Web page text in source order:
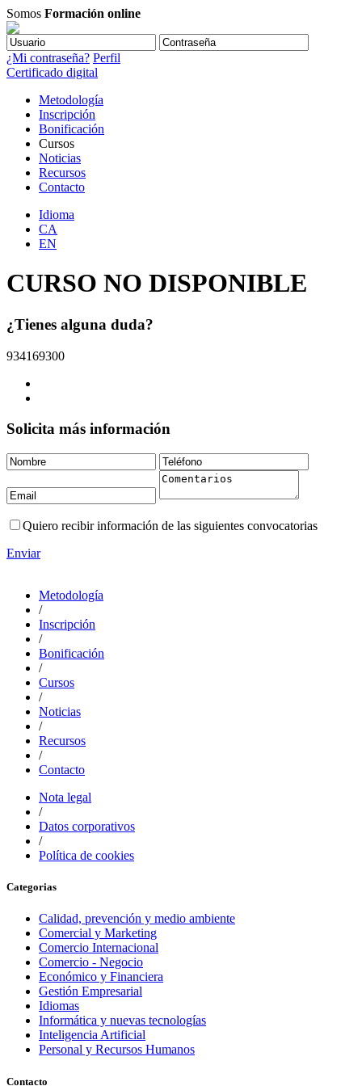
Somos Formación online
¿Mi contraseña? Perfil
Certificado digital
Metodología
Inscripción
Bonificación
Cursos
Noticias
Recursos
Contacto
Idioma
CA
EN
CURSO NO DISPONIBLE
¿Tienes alguna duda?
934169300
Solicita más información
Quiero recibir información de las siguientes convocatorias
Enviar
Metodología
/
Inscripción
/
Bonificación
/
Cursos
/
Noticias
/
Recursos
/
Contacto
Nota legal
/
Datos corporativos
/
Política de cookies
Categorias
Calidad, prevención y medio ambiente
Comercial y Marketing
Comercio Internacional
Comercio - Negocio
Económico y Financiera
Gestión Empresarial
Idiomas
Informática y nuevas tecnologías
Inteligencia Artificial
Personal y Recursos Humanos
Contacto